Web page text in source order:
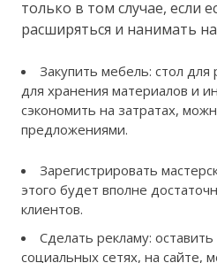
только в том случае, если
расширяться и нанимать
Закупить мебель: стол для
для хранения материалов и
сэкономить на затратах,
предложениями.
Зарегистрировать
этого будет вполне
клиентов.
Сделать рекламу:
социальных сетях, на сайте,